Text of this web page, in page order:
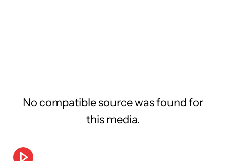
No compatible source was found for
this media.